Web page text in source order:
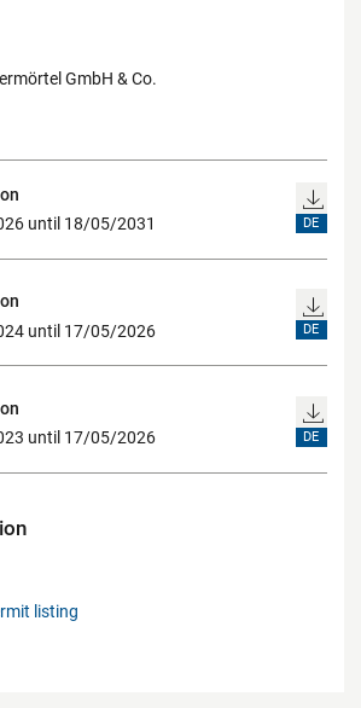
GmbH & Co.
until 18/05/2031
DE
until 17/05/2026
DE
until 17/05/2026
DE
listing